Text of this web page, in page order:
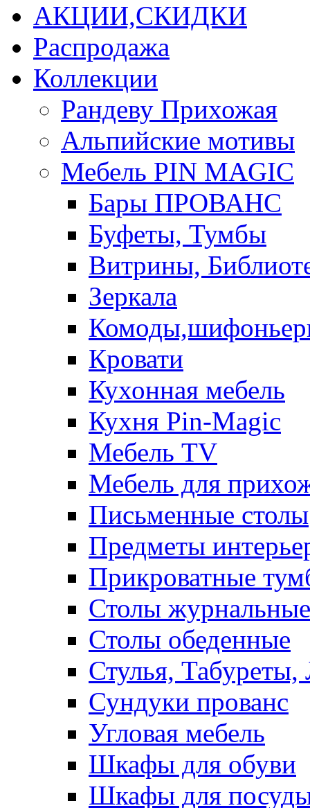
АКЦИИ,СКИДКИ
Распродажа
Коллекции
Рандеву Прихожая
Альпийские мотивы
Мебель PIN MAGIС
Бары ПРОВАНС
Буфеты, Тумбы
Витрины,
Зеркала
Кровати
Кухонная мебель
Кухня Pin-Magic
Мебель TV
Мебель для
Письменные столы
Предметы
Прикроватные
Столы журнальные
Столы обеденные
Стулья, Табуреты,
Сундуки прованс
Угловая мебель
Шкафы для обуви
Шкафы для